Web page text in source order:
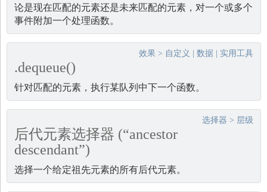
论是现在匹配的元素还是未来匹配的元素，对一个或多个
事件附加一个处理函数。
效果 > 自定义 数据 实用工具
.dequeue()
针对匹配的元素，执行某队列中下一个函数。
选择器 > 层级
后代元素选择器 (“ancestor
descendant”)
选择一个给定祖先元素的所有后代元素。